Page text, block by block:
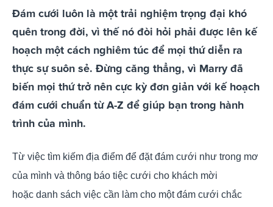
Đám cưới luôn là một trải nghiệm trọng đại khó
quên trong đời, vì thế nó đòi hỏi phải được lên kế
hoạch một cách nghiêm túc để mọi thứ diễn ra
thực sự suôn sẻ. Đừng căng thẳng, vì Marry đã
biến mọi thứ trở nên cực kỳ đơn giản với kế hoạch
đám cưới chuẩn từ A-Z để giúp bạn trong hành
trình của mình.
Từ việc tìm kiếm địa điểm để đặt đám cưới như trong mơ
của mình và thông báo tiệc cưới cho khách mời
hoặc danh sách việc cần làm cho một đám cưới chắc